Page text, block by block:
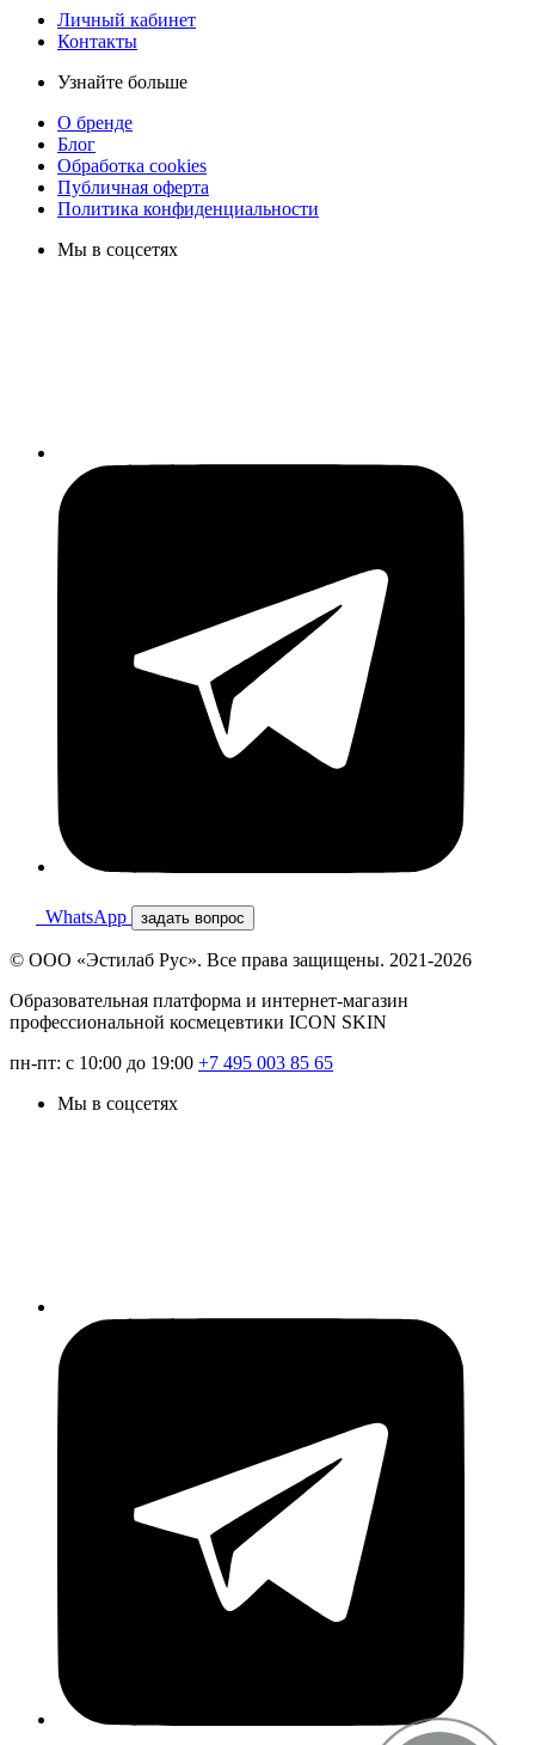
Личный кабинет
Контакты
Узнайте больше
О бренде
Блог
Обработка cookies
Публичная оферта
Политика конфиденциальности
Мы в соцсетях
WhatsApp задать вопрос
© ООО «Эстилаб Рус». Все права защищены. 2021-2026
Образовательная платформа и интернет-магазин
профессиональной космецевтики ICON SKIN
пн-пт: с 10:00 до 19:00 +7 495 003 85 65
Мы в соцсетях